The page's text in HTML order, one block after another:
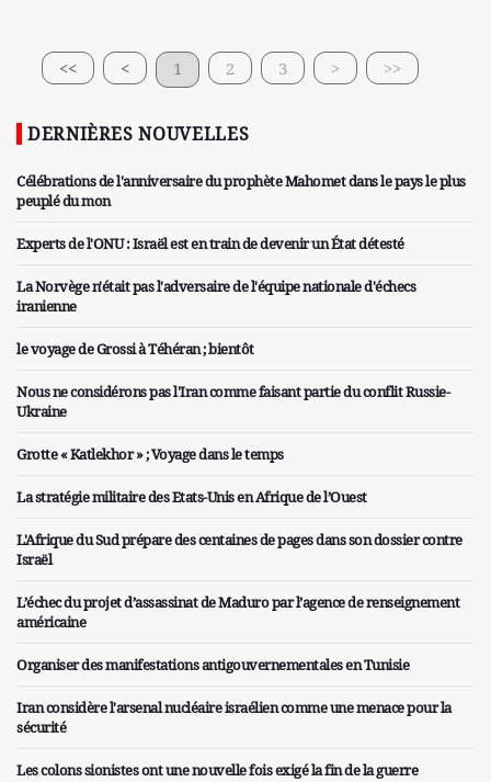
<< < 1 2 3 > >>
DERNIÈRES NOUVELLES
Célébrations de l'anniversaire du prophète Mahomet dans le pays le plus
peuplé du mon
Experts de l'ONU : Israël est en train de devenir un État détesté
La Norvège n'était pas l'adversaire de l'équipe nationale d'échecs
iranienne
le voyage de Grossi à Téhéran ; bientôt
Nous ne considérons pas l'Iran comme faisant partie du conflit Russie-
Ukraine
Grotte « Katlekhor » ; Voyage dans le temps
La stratégie militaire des Etats-Unis en Afrique de l’Ouest
L'Afrique du Sud prépare des centaines de pages dans son dossier contre
Israël
L’échec du projet d’assassinat de Maduro par l’agence de renseignement
américaine
Organiser des manifestations antigouvernementales en Tunisie
Iran considère l'arsenal nucléaire israélien comme une menace pour la
sécurité
Les colons sionistes ont une nouvelle fois exigé la fin de la guerre